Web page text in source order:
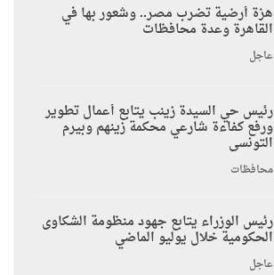
هزة أرضية تضرب مصر.. وشعور بها في
القاهرة وعدة محافظات
عاجل
رئيس حي السيدة زينب يتابع أعمال تطوير
ورفع كفاءة شارعي محكمة زينهم وبيرم
التونسى
محافظات
رئيس الوزراء يتابع جهود منظومة الشكاوى
الحكومية خلال يوليو الماضي
عاجل